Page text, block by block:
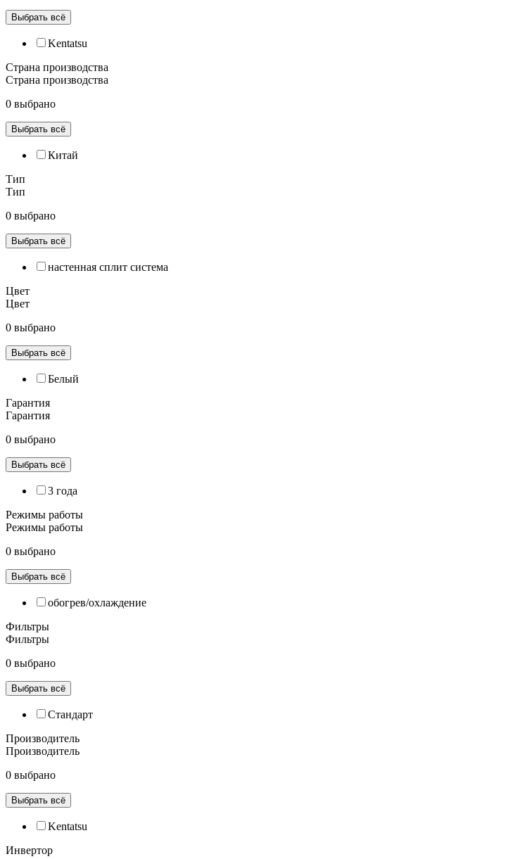
Выбрать всё
Kentatsu
Страна производства
Страна производства
0 выбрано
Выбрать всё
Китай
Тип
Тип
0 выбрано
Выбрать всё
настенная сплит система
Цвет
Цвет
0 выбрано
Выбрать всё
Белый
Гарантия
Гарантия
0 выбрано
Выбрать всё
3 года
Режимы работы
Режимы работы
0 выбрано
Выбрать всё
обогрев/охлаждение
Фильтры
Фильтры
0 выбрано
Выбрать всё
Cтандарт
Производитель
Производитель
0 выбрано
Выбрать всё
Kentatsu
Инвертор